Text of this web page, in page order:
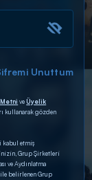
Unuttum
veÜyelik
kullanarak gözden
kabul etmiş
Grup Şirketleri
ve Aydınlatma
ile belirlenen Grup